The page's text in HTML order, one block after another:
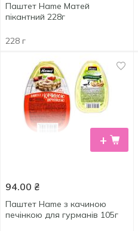
Паштет Hame Матей
пікантний 228г
228 г
+
94.00 ₴
Паштет Hame з качиною
печінкою для гурманів 105г